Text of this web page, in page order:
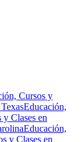
Cursos y
Educación,
Clases en
Educación,
y Clases en